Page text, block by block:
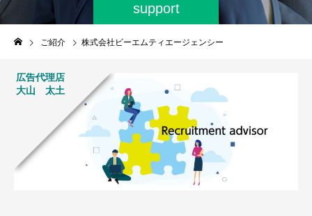
support
ご紹介 株式会社ビーエムティエージェンシー
広告代理店
大山 太土